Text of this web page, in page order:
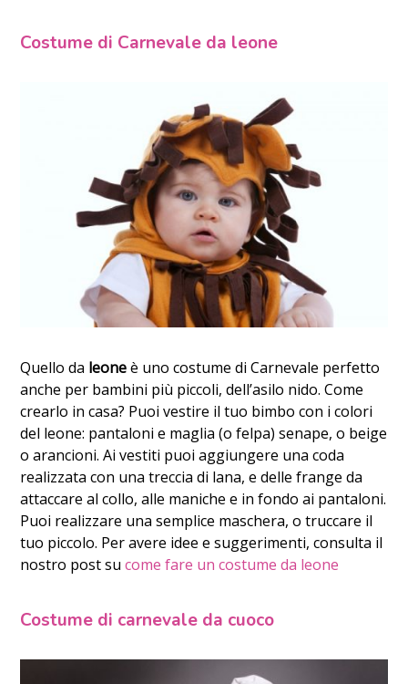
Costume di Carnevale da leone
Quello da leoneè uno costume di Carnevale perfetto
anche per bambini più piccoli, dell’asilo nido. Come
crearlo in casa? Puoi vestire il tuo bimbo con i colori
del leone: pantaloni e maglia (o felpa) senape, o beige
o arancioni. Ai vestiti puoi aggiungere una coda
realizzata con una treccia di lana, e delle frange da
attaccare al collo, alle maniche e in fondo ai pantaloni.
Puoi realizzare una semplice maschera, o truccare il
tuo piccolo. Per avere idee e suggerimenti, consulta il
nostro post sucome fare un costume da leone
Costume di carnevale da cuoco